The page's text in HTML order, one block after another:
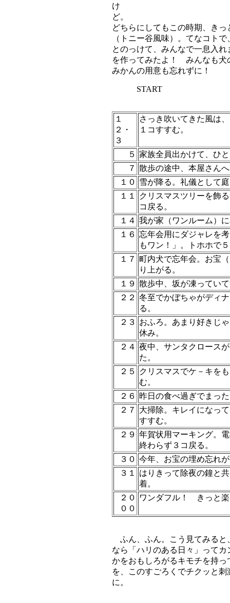
け
どちらにしてもこの時期、き
（トニー谷風味）。てなコト
とのっけて、みんなで一息入
を作ってみたよ！ みんなも
みかんの用意も忘れずに！
START
１
２・
３
さっき吹いてきた風は
１コすすむ。
５ 家族全員出かけて、ひ
７ 散歩の途中、本屋さん
１０ 雪が降る。礼儀として
１１
クリスマスツリーを飾
コ戻る。
１４ 我が家（ワンルーム）
１６ 忘年会用にダジャレを
もワン！」。トホホで
１７ 町内犬で忘年会。お宝
り上がる。
１９ 散歩中、坂が凍ってい
２２ 冬至でかぼちゃがディ
る。
２３ おふろ。あまり好きじ
休み。
２４ 夜中、サンタクロース
た。
２５
クリスマスでケ－キを
む。
２６
昨日の食べ過ぎでまっ
２７
大掃除。キレイになっ
すすむ。
２９ 年賀状用マーキング。
終わらず３コ戻る。
３０ 今年、お宝の埋め忘れ
３１
はりきって除夜の鐘と
着。
２０
００
ワンダフル！ きっと
ふん、ふん。こう見てみると
なら「ハリのある日々」って
かをおもしろがるキモチを持
を、このすごろくでチクッと
に。